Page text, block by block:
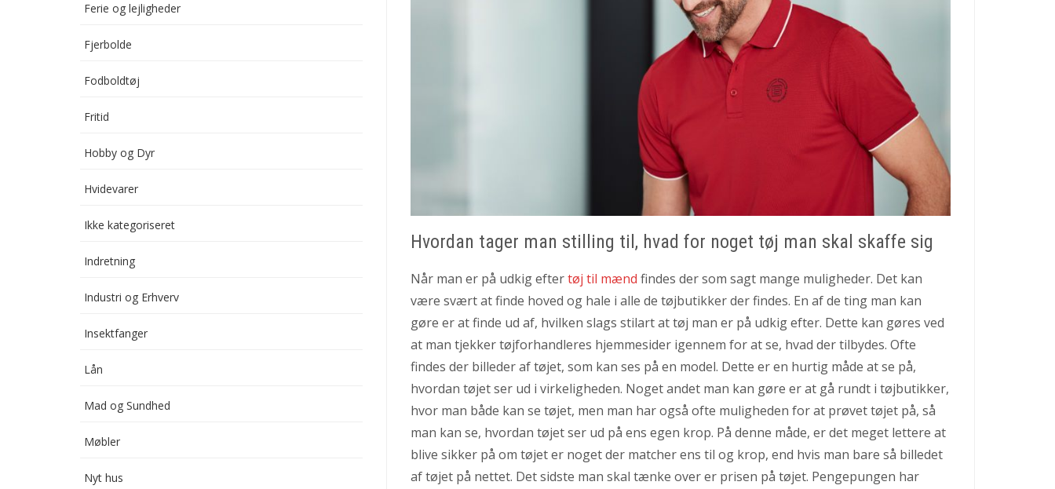
Hvordan tager man stilling til, hvad for noget tøj man skal skaffe sig
Når man er på udkig eftertøj til mænd findes der som sagt mange muligheder. Det kan
være svært at finde hoved og hale i alle de tøjbutikker der findes. En af de ting man kan
gøre er at finde ud af, hvilken slags stilart at tøj man er på udkig efter. Dette kan gøres ved
at man tjekker tøjforhandleres hjemmesider igennem for at se, hvad der tilbydes. Ofte
findes der billeder af tøjet, som kan ses på en model. Dette er en hurtig måde at se på,
hvordan tøjet ser ud i virkeligheden. Noget andet man kan gøre er at gå rundt i tøjbutikker,
hvor man både kan se tøjet, men man har også ofte muligheden for at prøvet tøjet på, så
man kan se, hvordan tøjet ser ud på ens egen krop. På denne måde, er det meget lettere at
blive sikker på om tøjet er noget der matcher ens til og krop, end hvis man bare så billedet
af tøjet på nettet. Det sidste man skal tænke over er prisen på tøjet. Pengepungen har
Ferie og lejligheder
Fjerbolde
Fodboldtøj
Fritid
Hobby og Dyr
Hvidevarer
Ikke kategoriseret
Indretning
Industri og Erhverv
Insektfanger
Lån
Mad og Sundhed
Møbler
Nyt hus